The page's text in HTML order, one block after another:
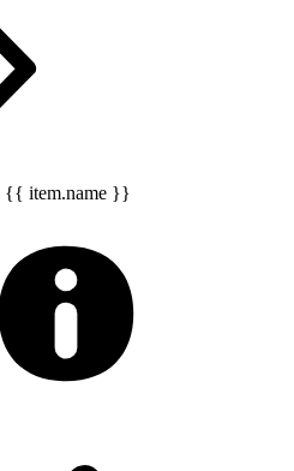
{{ item.name }}